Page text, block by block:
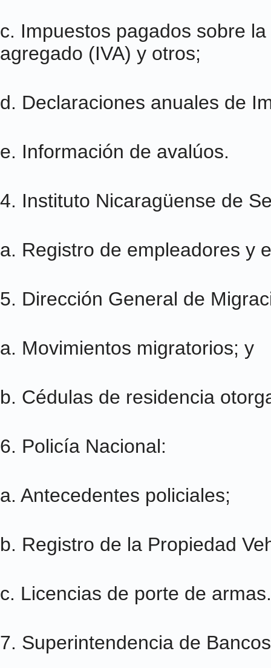
c. Impuestos pagados sobre
agregado (IVA) y otros;
d. Declaraciones anuales de
e. Información de avalúos.
4. Instituto Nicaragüense de
a. Registro de empleadores y
5. Dirección General de
a. Movimientos migratorios; y
b. Cédulas de residencia
6. Policía Nacional:
a. Antecedentes policiales;
b. Registro de la Propiedad
c. Licencias de porte de armas.
7. Superintendencia de